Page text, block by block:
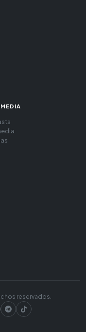
reservados.